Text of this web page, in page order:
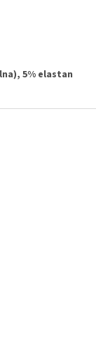
5% elastan